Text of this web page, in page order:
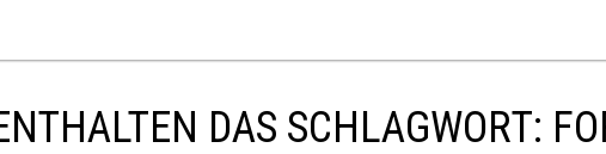
DAS SCHLAGWORT: